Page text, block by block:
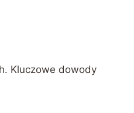
Kluczowe dowody